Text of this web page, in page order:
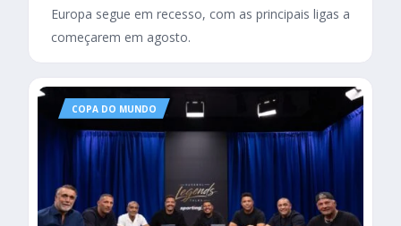
Europa segue em recesso, com as principais ligas a
começarem em agosto.
COPA DO MUNDO